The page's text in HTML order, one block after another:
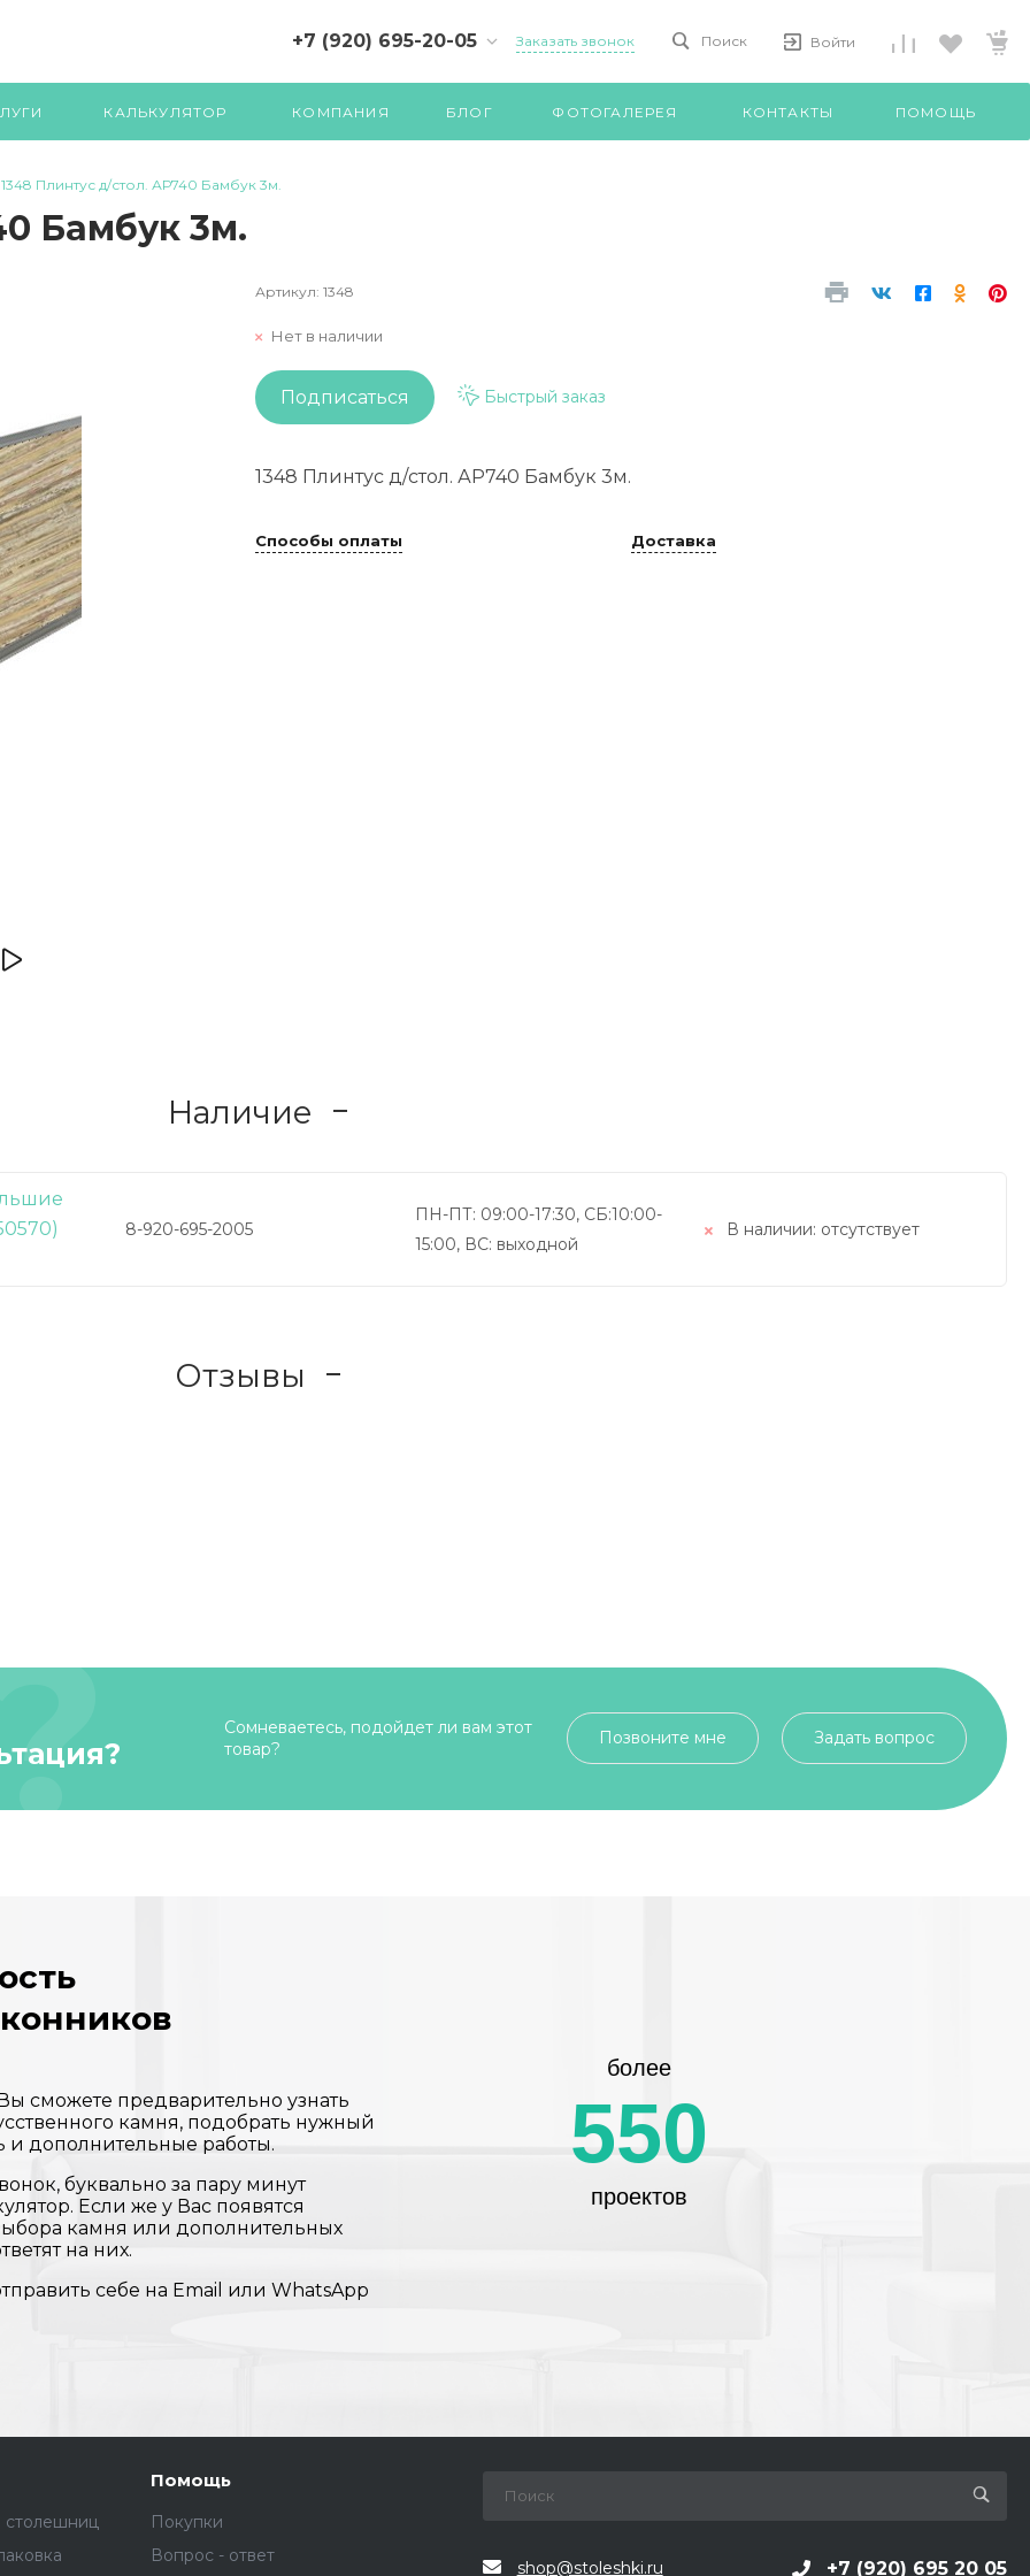
+7 (920) 695-20-05 Заказать звонок Поиск Войти
КАЛЬКУЛЯТОР КОМПАНИЯ БЛОГ ФОТОГАЛЕРЕЯ КОНТАКТЫ ПОМОЩЬ
1348 Плинтус д/стол. АР740 Бамбук 3м.
Бамбук 3м.
Артикул: 1348
Нет в наличии
Подписаться Быстрый заказ
1348 Плинтус д/стол. АР740 Бамбук 3м.
Способы оплаты Доставка
Наличие
8-920-695-2005
ПН-ПТ: 09:00-17:30, СБ:10:00-
15:00, ВС: выходной
В наличии: отсутствует
Отзывы
Сомневаетесь, подойдет ли вам этот
товар?
Позвоните мне Задать вопрос
более
550
проектов
сможете предварительно узнать
камня, подобрать нужный
и дополнительные работы.
буквально за пару минут
Если же у Вас появятся
камня или дополнительных
на них.
себе на Email или WhatsApp
столешниц
Помощь
Покупки
Вопрос - ответ
shop@stoleshki.ru +7 (920) 695 20 05